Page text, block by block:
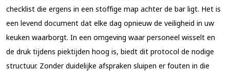
checklist die ergens in een stoffige map achter de bar ligt. Het is
een levend document dat elke dag opnieuw de veiligheid in uw
keuken waarborgt. In een omgeving waar personeel wisselt en
de druk tijdens piektijden hoog is, biedt dit protocol de nodige
structuur. Zonder duidelijke afspraken sluipen er fouten in die